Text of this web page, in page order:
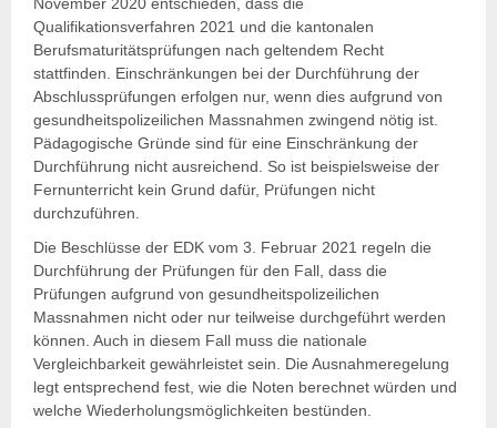
Qualifikationsverfahren 2021 und die kantonalen
Berufsmaturitätsprüfungen nach geltendem Recht
stattfinden. Einschränkungen bei der Durchführung der
Abschlussprüfungen erfolgen nur, wenn dies aufgrund von
gesundheitspolizeilichen Massnahmen zwingend nötig ist.
Pädagogische Gründe sind für eine Einschränkung der
Durchführung nicht ausreichend. So ist beispielsweise der
Fernunterricht kein Grund dafür, Prüfungen nicht
durchzuführen.
Die Beschlüsse der EDK vom 3. Februar 2021 regeln die
Durchführung der Prüfungen für den Fall, dass die
Prüfungen aufgrund von gesundheitspolizeilichen
Massnahmen nicht oder nur teilweise durchgeführt werden
können. Auch in diesem Fall muss die nationale
Vergleichbarkeit gewährleistet sein. Die Ausnahmeregelung
legt entsprechend fest, wie die Noten berechnet würden und
welche Wiederholungsmöglichkeiten bestünden.